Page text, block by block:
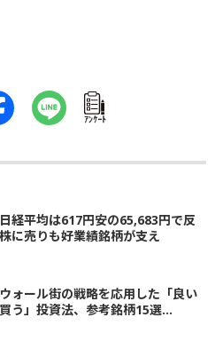
ｱﾝｹｰﾄ
日経平均は617円安の65,683円で反
に売りも好業績銘柄が支え
ウォール街の戦略を応用した「良い
う」投資法、参考銘柄15選...